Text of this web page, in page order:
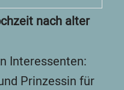
nach alter
Interessenten:
Prinzessin für